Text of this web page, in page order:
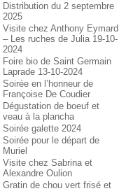
Distribution du 2 septembre
2025
Visite chez Anthony Eymard
– Les ruches de Julia 19-10-
2024
Foire bio de Saint Germain
Laprade 13-10-2024
Soirée en l’honneur de
Françoise De Coudier
Dégustation de boeuf et
veau à la plancha
Soirée galette 2024
Soirée pour le départ de
Muriel
Visite chez Sabrina et
Alexandre Oulion
Gratin de chou vert frisé et